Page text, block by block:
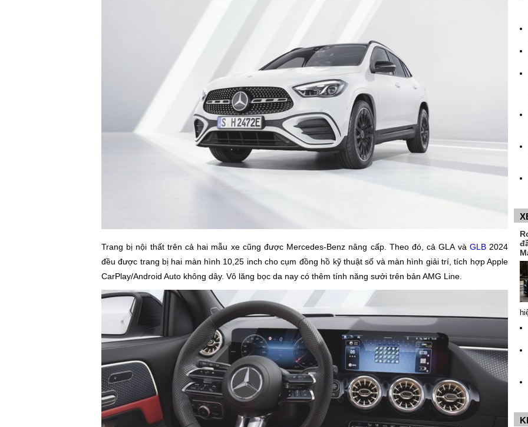
Trang bị nội thất trên cả hai mẫu xe cũng được Mercedes-Benz nâng cấp. Theo đó, cả GLA và GLB2024
đều được trang bị hai màn hình 10,25 inch cho cụm đồng hồ kỹ thuật số và màn hình giải trí, tích hợp Apple
CarPlay/Android Auto không dây. Vô lăng bọc da nay có thêm tính năng sưởi trên bản AMG Line.